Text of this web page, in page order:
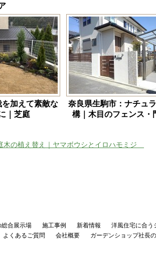
加えて素敵な
｜芝庭
奈良県生駒市：ナチュ
構｜木目のフェンス・
木の植え替え｜ヤマボウシとイロハモミジ
合展示場 施工事例 新着情報 洋風住宅に合う
よくあるご質問
会社概要 ガーデンショップ社長